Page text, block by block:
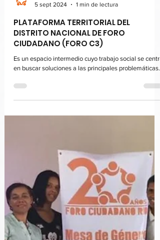
5 sept 2024
1 min de lectura
PLATAFORMA TERRITORIAL DEL
DISTRITO NACIONAL DE FORO
CIUDADANO (FORO C3)
Es un espacio intermedio cuyo trabajo social se centra
en buscar soluciones a las principales problemáticas.